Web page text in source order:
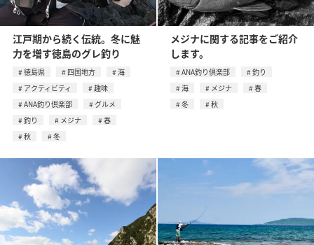
江戸期から続く伝統。冬に魅
力を増す徳島のグレ釣り
徳島県 四国地方
海
アクティビティ
趣味
ANA釣り倶楽部
グルメ
釣り
メジナ
春
秋
冬
メジナに関する記事をご紹介
します。
ANA釣り倶楽部
釣り
海
メジナ
春
冬
秋